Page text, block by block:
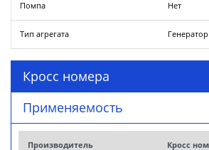
Помпа Нет
Тип агрегата Генератор
Кросс номера
Применяемость
Производитель Кросс